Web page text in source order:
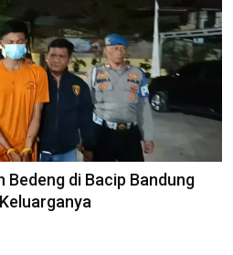
Bedeng di Bacip Bandung